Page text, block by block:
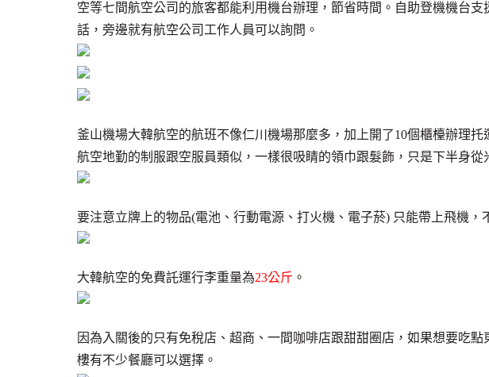
空等七間航空公司的旅客都能利用機台辦理，節省時間。自助登機機台
話，旁邊就有航空公司工作人員可以詢問。
釜山機場大韓航空的航班不像仁川機場那麼多，加上開了10個櫃檯辦理
航空地勤的制服跟空服員類似，一樣很吸睛的領巾跟髮飾，只是下半身從
要注意立牌上的物品(電池、行動電源、打火機、電子菸) 只能帶上飛機，
大韓航空的免費託運行李重量為23公斤 。
因為入關後的只有免稅店、超商、一間咖啡店跟甜甜圈店，如果想要吃
樓有不少餐廳可以選擇。